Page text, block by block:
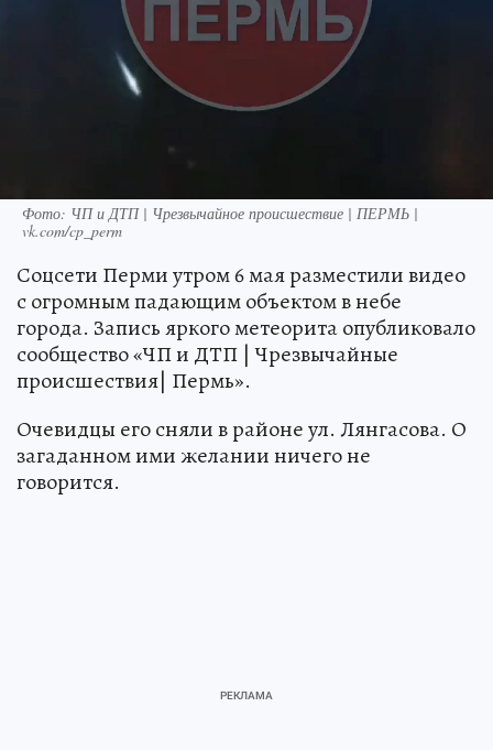
Фото: ЧП и ДТП | Чрезвычайное происшествие | ПЕРМЬ |
vk.com/cp_perm
Соцсети Перми утром 6 мая разместили видео
с огромным падающим объектом в небе
города. Запись яркого метеорита опубликовало
сообщество «ЧП и ДТП | Чрезвычайные
происшествия| Пермь».
Очевидцы его сняли в районе ул. Лянгасова. О
загаданном ими желании ничего не
говорится.